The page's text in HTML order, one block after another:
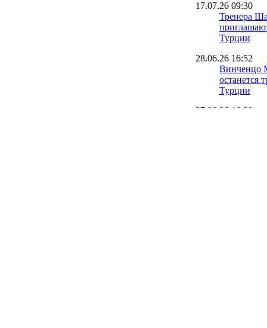
17.07.26 09:30
Тренера
Турции
28.06.26 16:52
Винченцо
останется
Турции
27.06.26 16:20